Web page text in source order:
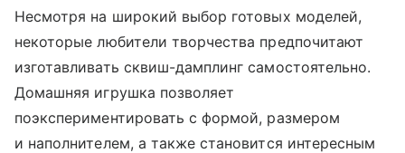
Несмотря на широкий выбор готовых моделей,
некоторые любители творчества предпочитают
изготавливать сквиш-дамплинг самостоятельно.
Домашняя игрушка позволяет
поэкспериментировать с формой, размером
и наполнителем, а также становится интересным